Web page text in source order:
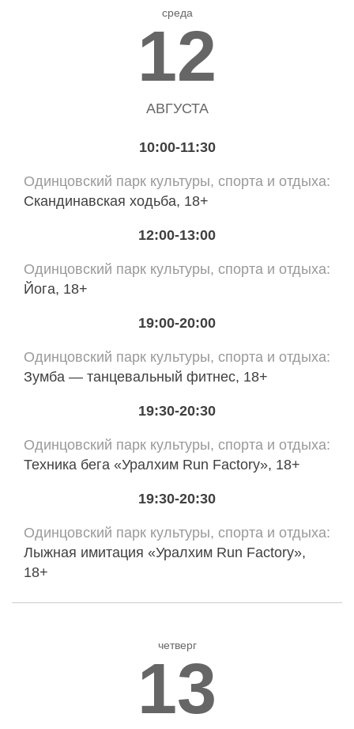
среда
12
АВГУСТА
10:00-11:30
Одинцовский парк культуры, спорта и отдыха
Скандинавская ходьба, 18+
12:00-13:00
Одинцовский парк культуры, спорта и отдыха
Йога, 18+
19:00-20:00
Одинцовский парк культуры, спорта и отдыха
Зумба — танцевальный фитнес, 18+
19:30-20:30
Одинцовский парк культуры, спорта и отдыха
Техника бега «Уралхим Run Factory», 18+
19:30-20:30
Одинцовский парк культуры, спорта и отдыха
Лыжная имитация «Уралхим Run Factory»,
18+
четверг
13